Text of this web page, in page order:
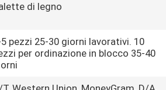
di legno
pezzi 25-30 giorni lavorativi. 10
per ordinazione in blocco 35-40